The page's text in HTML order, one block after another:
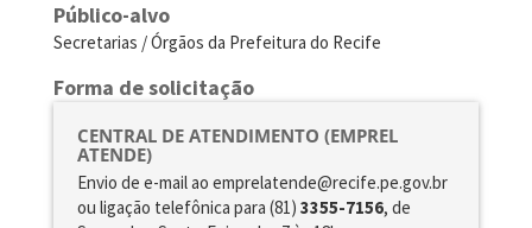
Público-alvo
Secretarias / Órgãos da Prefeitura do Recife
Forma de solicitação
CENTRAL DE ATENDIMENTO (EMPREL
ATENDE)
Envio de e-mail ao emprelatende@recife.pe.gov.br
ou ligação telefônica para (81) 3355-7156, de